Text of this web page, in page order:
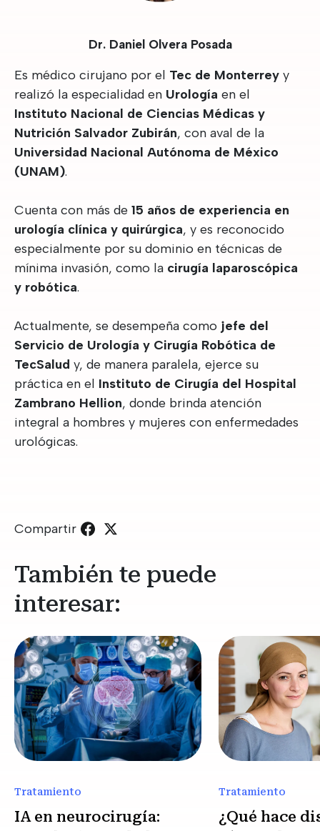
Dr. Daniel Olvera Posada
Es médico cirujano por el Tec de Monterrey y
realizó la especialidad en Urología en el
Instituto Nacional de Ciencias Médicas y
Nutrición Salvador Zubirán, con aval de la
Universidad Nacional Autónoma de México
(UNAM).
Cuenta con más de 15 años de experiencia en
urología clínica y quirúrgica, y es reconocido
especialmente por su dominio en técnicas de
mínima invasión, como la cirugía laparoscópica
y robótica.
Actualmente, se desempeña como jefe del
Servicio de Urología y Cirugía Robótica de
TecSalud y, de manera paralela, ejerce su
práctica en el Instituto de Cirugía del Hospital
Zambrano Hellion, donde brinda atención
integral a hombres y mujeres con enfermedades
urológicas.
Compartir
También te puede
interesar:
Tratamiento
IA en neurocirugía:
Tratamiento
¿Qué hace